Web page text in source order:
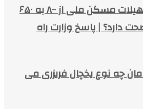
تغییر سقف تسهیلات مسکن ملی از ۸۰۰ به ۶۵۰
دارد؟ | پاسخ وزارت راه
تومان چه نوع یخچال‌ فریزری می‌